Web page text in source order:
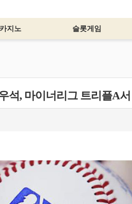
카지노 슬롯게임
석, 마이너리그 트리플A